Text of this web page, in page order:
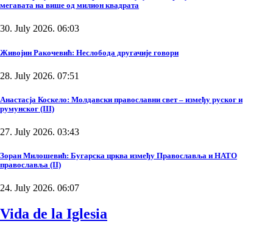
мегавата на више од милион квадрата
30. July 2026. 06:03
Живојин Ракочевић: Неслобода другачије говори
28. July 2026. 07:51
Анастасја Коскело: Молдавски православни свет – између руског и
румунског (III)
27. July 2026. 03:43
Зоран Милошевић: Бугарска црква између Православља и НАТО
православља (II)
24. July 2026. 06:07
Vida de la Iglesia